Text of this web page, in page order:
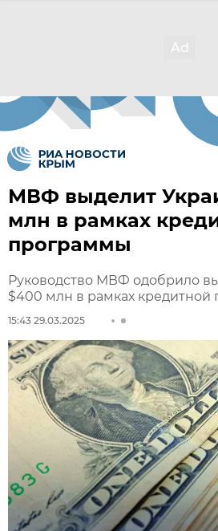
МВФ выделит
млн в рамках
программы
Руководство МВФ одобрило
$400 млн в рамках
15:43 29.03.2025